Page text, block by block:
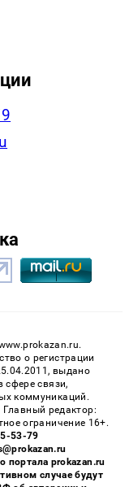
о регистрации
выдано
сфере связи,
коммуникаций.
редактор:
ограничение 16+.
53-79
портала prokazan.ru
случае будут